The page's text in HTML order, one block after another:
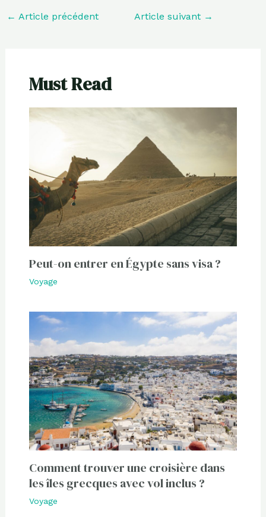
← Article précédent Article suivant →
Must Read
Peut-on entrer en Égypte sans visa ?
Voyage
Comment trouver une croisière dans
les îles grecques avec vol inclus ?
Voyage